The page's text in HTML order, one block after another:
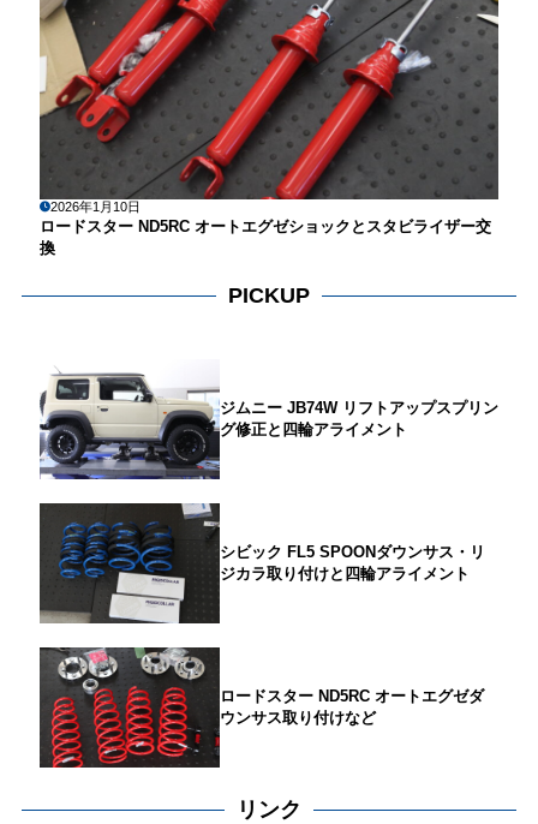
2026年1月10日
ロードスター ND5RC オートエグゼショックとスタビライザー交
換
PICKUP
ジムニー JB74W リフトアップスプリン
グ修正と四輪アライメント
シビック FL5 SPOONダウンサス・リ
ジカラ取り付けと四輪アライメント
ロードスター ND5RC オートエグゼダ
ウンサス取り付けなど
リンク